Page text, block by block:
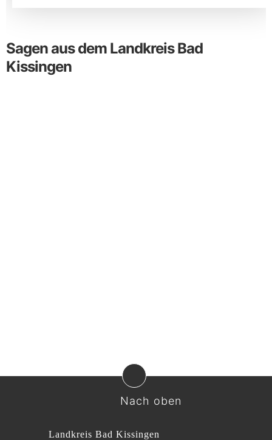
Sagen aus dem Landkreis Bad
Kissingen
Nach oben
Landkreis Bad Kissingen